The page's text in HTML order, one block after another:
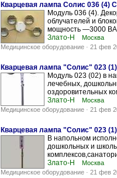
Кварцевая лампа Солис 036 (4)
Модуль 036 (4).
облучателей и
мощность —3000
Злато-Н
Москва
Медицинское оборудование - 21 фев
Кварцевая лампа "Солис" 023
Модуль 023 (02) в
лечебных,
оздоровительных
Злато-Н
Москва
Медицинское оборудование - 21 фев
Кварцевая лампа "Солис" 023
В напольном
дошкольных и
Злато-Н
Москва
Медицинское оборудование - 21 фев